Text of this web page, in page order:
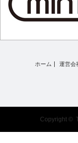
ホーム 運営会
Copyright ©